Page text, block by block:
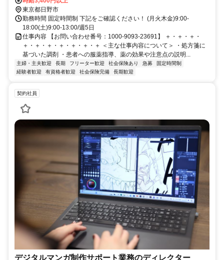
東京都日野市
勤務時間 固定時間制 下記をご確認ください！ (月火木金)9:00-
18:00(土)9:00-13:00/週5日
仕事内容 【お問い合わせ番号：1000-9093-23691】 ＋・＋・＋・
＋・＋・＋・＋・＋・＋・＋ ＜主な仕事内容について＞ ・処方箋に
基づいた調剤 ・患者への服薬指導、薬の効果や注意点の説明...
主婦・主夫歓迎 長期 フリーター歓迎 社会保険あり 急募
固定時間制
経験者歓迎
有資格者歓迎 社会保険完備 長期歓迎
契約社員
デジタルマンガ制作サポート業務のディレクター